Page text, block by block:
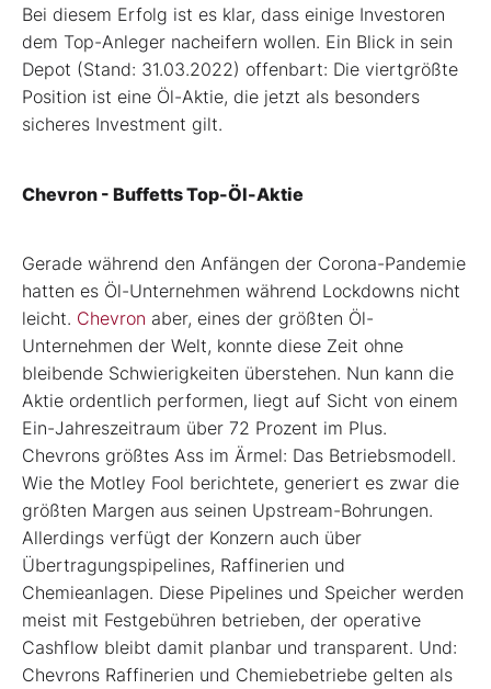
Bei diesem Erfolg ist es klar, dass einige Investoren
dem Top-Anleger nacheifern wollen. Ein Blick in sein
Depot (Stand: 31.03.2022) offenbart: Die viertgrößte
Position ist eine Öl-Aktie, die jetzt als besonders
sicheres Investment gilt.
Chevron - Buffetts Top-Öl-Aktie
Gerade während den Anfängen der Corona-Pandemie
hatten es Öl-Unternehmen während Lockdowns nicht
leicht. Chevron aber, eines der größten Öl-
Unternehmen der Welt, konnte diese Zeit ohne
bleibende Schwierigkeiten überstehen. Nun kann die
Aktie ordentlich performen, liegt auf Sicht von einem
Ein-Jahreszeitraum über 72 Prozent im Plus.
Chevrons größtes Ass im Ärmel: Das Betriebsmodell.
Wie the Motley Fool berichtete, generiert es zwar die
größten Margen aus seinen Upstream-Bohrungen.
Allerdings verfügt der Konzern auch über
Übertragungspipelines, Raffinerien und
Chemieanlagen. Diese Pipelines und Speicher werden
meist mit Festgebühren betrieben, der operative
Cashflow bleibt damit planbar und transparent. Und:
Chevrons Raffinerien und Chemiebetriebe gelten als